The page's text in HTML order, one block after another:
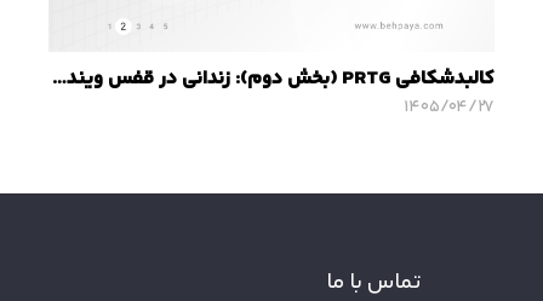
کالبدشکافی PRTG (بخش دوم): زندانی در قفس ویندوز؛ هزینه‌های پنهان و ریسک‌های امنیتی یک معماری تک‌بعدی
۱۴۰۵/۰۴/۲۷
تماس با ما